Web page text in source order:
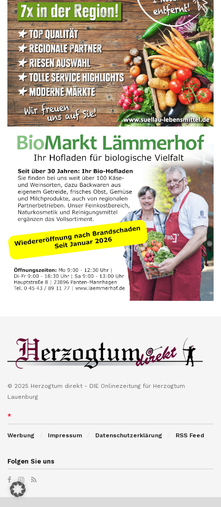
© 2025 Herzogtum direkt - DIE Onlinezeitung für Herzogtum
Lauenburg
*
Werbung Impressum Datenschutzerklärung RSS Feed
Folgen Sie uns